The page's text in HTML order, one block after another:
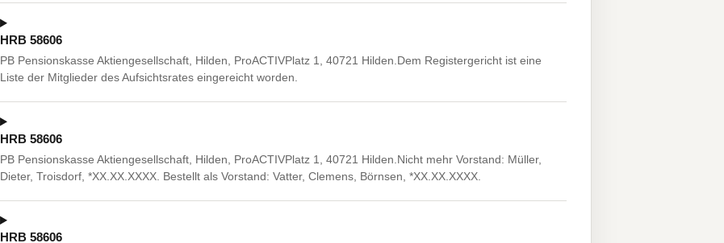
HRB 58606
PB Pensionskasse Aktiengesellschaft, Hilden, ProACTIVPlatz 1, 40721 Hilden.Dem Registergericht ist eine
Liste der Mitglieder des Aufsichtsrates eingereicht worden.
HRB 58606
PB Pensionskasse Aktiengesellschaft, Hilden, ProACTIVPlatz 1, 40721 Hilden.Nicht mehr Vorstand: Müller,
Dieter, Troisdorf, *XX.XX.XXXX. Bestellt als Vorstand: Vatter, Clemens, Börnsen, *XX.XX.XXXX.
HRB 58606